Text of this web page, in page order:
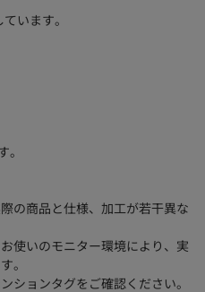
います。
の商品と仕様、加工が若干異な
使いのモニター環境により、実
。
ションタグをご確認ください。